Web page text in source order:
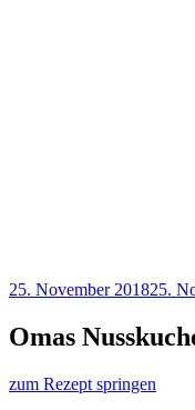
Veröffentlicht
25. November 201825.
Omas
zum Rezept springen